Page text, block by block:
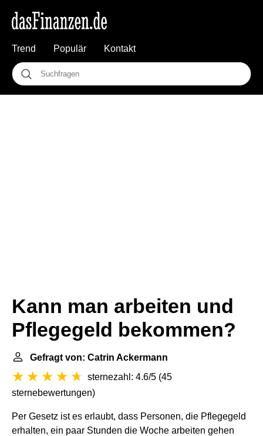
Trend Populär Kontakt
Kann man arbeiten und
Pflegegeld bekommen?
Gefragt von: Catrin Ackermann
sternezahl: 4.6/5 (45
sternebewertungen)
Per Gesetz ist es erlaubt, dass Personen, die Pflegegeld
erhalten, ein paar Stunden die Woche arbeiten gehen